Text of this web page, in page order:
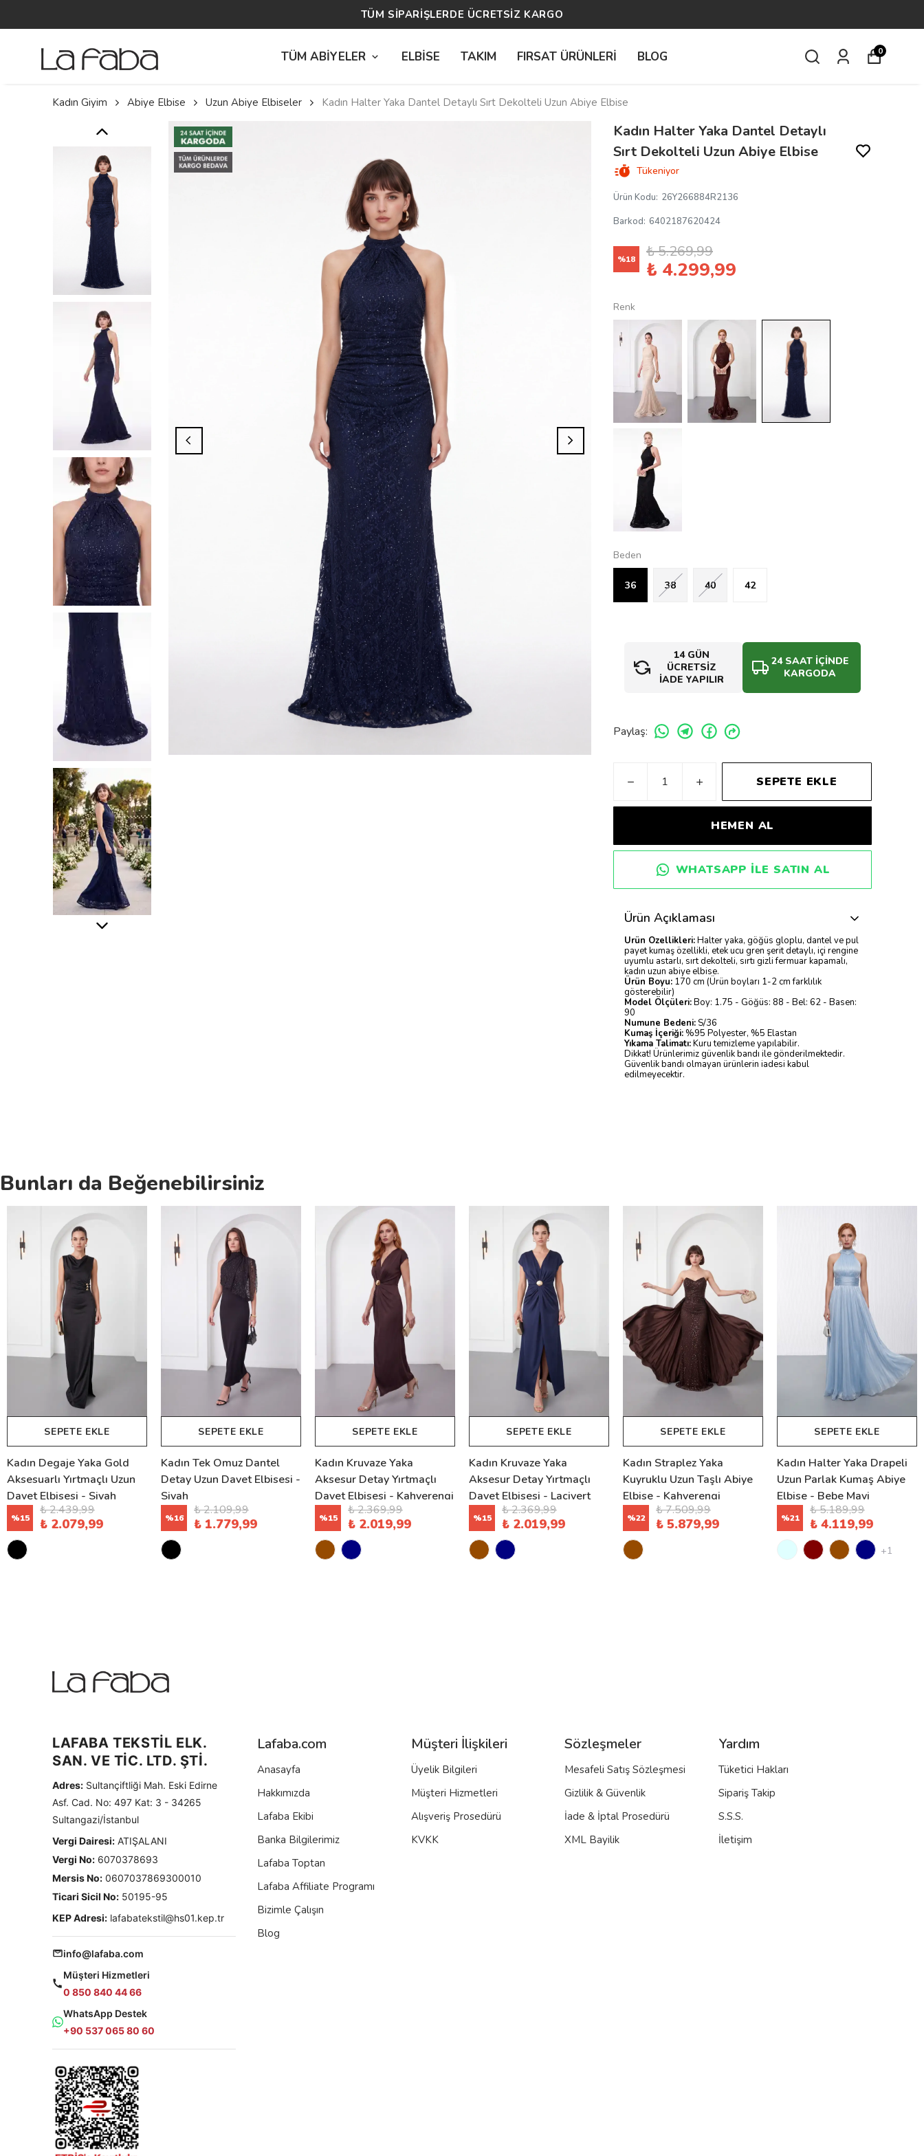
14 GÜN ÜCRETSİZ İADE
TÜM ABİYELER ELBİSE TAKIM FIRSAT ÜRÜNLERİ BLOG 0
Kadın Giyim Abiye Elbise Uzun Abiye Elbiseler Kadın Halter Yaka Dantel Detaylı Sırt Dekolteli Uzun Abiye Elbise
Kadın Halter Yaka Dantel Detaylı
Sırt Dekolteli Uzun Abiye Elbise
Tükeniyor
Ürün Kodu: 26Y266884R2136
Barkod: 6402187620424
%18 ₺ 5.269,99
₺ 4.299,99
Renk
Beden
36 38 40 42
14 GÜN
ÜCRETSİZ
İADE YAPILIR
24 SAAT İÇİNDE
KARGODA
Paylaş:
SEPETE EKLE
HEMEN AL
WHATSAPP ILE SATIN AL
Ürün Açıklaması
Ürün Özellikleri:Halter yaka, göğüs gloplu, dantel ve pul
payet kumaş özellikli, etek ucu gren şerit detaylı, içi rengine
uyumlu astarlı, sırt dekolteli, sırtı gizli fermuar kapamalı,
kadın uzun abiye elbise.
Ürün Boyu: 170 cm (Ürün boyları 1-2 cm farklılık
gösterebilir)
Model Ölçüleri:Boy: 1.75 - Göğüs: 88 - Bel: 62 - Basen:
90
Numune Bedeni: S/36
Kumaş İçeriği: %95 Polyester, %5 Elastan
Yıkama Talimatı:Kuru temizleme yapılabilir.
Dikkat! Ürünlerimiz güvenlik bandı ile gönderilmektedir.
Güvenlik bandı olmayan ürünlerin iadesi kabul
edilmeyecektir.
Bunları da Beğenebilirsiniz
SEPETE EKLE
Kadın Degaje Yaka Gold
Aksesuarlı Yırtmaçlı Uzun
Davet Elbisesi - Siyah
%15
₺ 2.439,99
₺ 2.079,99
SEPETE EKLE
Kadın Tek Omuz Dantel
Detay Uzun Davet Elbisesi -
Siyah
%16
₺ 2.109,99
₺ 1.779,99
SEPETE EKLE
Kadın Kruvaze Yaka
Aksesur Detay Yırtmaçlı
Davet Elbisesi - Kahverengi
%15
₺ 2.369,99
₺ 2.019,99
SEPETE EKLE
Kadın Kruvaze Yaka
Aksesur Detay Yırtmaçlı
Davet Elbisesi - Lacivert
%15
₺ 2.369,99
₺ 2.019,99
SEPETE EKLE
Kadın Straplez Yaka
Kuyruklu Uzun Taşlı Abiye
Elbise - Kahverengi
%22
₺ 7.509,99
₺ 5.879,99
SEPETE EKLE
Kadın Halter Yaka Drapeli
Uzun Parlak Kumaş Abiye
Elbise - Bebe Mavi
%21
₺ 5.189,99
₺ 4.119,99
+1
Lafaba.com
Anasayfa
Hakkımızda
Lafaba Ekibi
Banka Bilgilerimiz
Lafaba Toptan
Lafaba Affiliate Programı
Bizimle Çalışın
Blog
Müşteri İlişkileri
Üyelik Bilgileri
Müşteri Hizmetleri
Alışveriş Prosedürü
KVKK
Sözleşmeler
Mesafeli Satış Sözleşmesi
Gizlilik & Güvenlik
İade & İptal Prosedürü
XML Bayilik
Yardım
Tüketici Hakları
Sipariş Takip
S.S.S.
İletişim
LAFABA TEKSTİL ELK.
SAN. VE TİC. LTD. ŞTİ.
Adres: Sultançiftliği Mah. Eski Edirne
Asf. Cad. No: 497 Kat: 3 - 34265
Sultangazi/İstanbul
Vergi Dairesi: ATIŞALANI
Vergi No: 6070378693
Mersis No: 0607037869300010
Ticari Sicil No: 50195-95
KEP Adresi: lafabatekstil@hs01.kep.tr
info@lafaba.com
Müşteri Hizmetleri
0 850 840 44 66
WhatsApp Destek
+90 537 065 80 60